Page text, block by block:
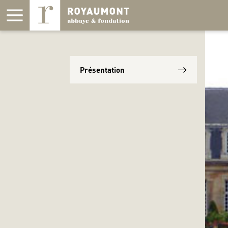
Présentation
Panneau de gestion des cookies